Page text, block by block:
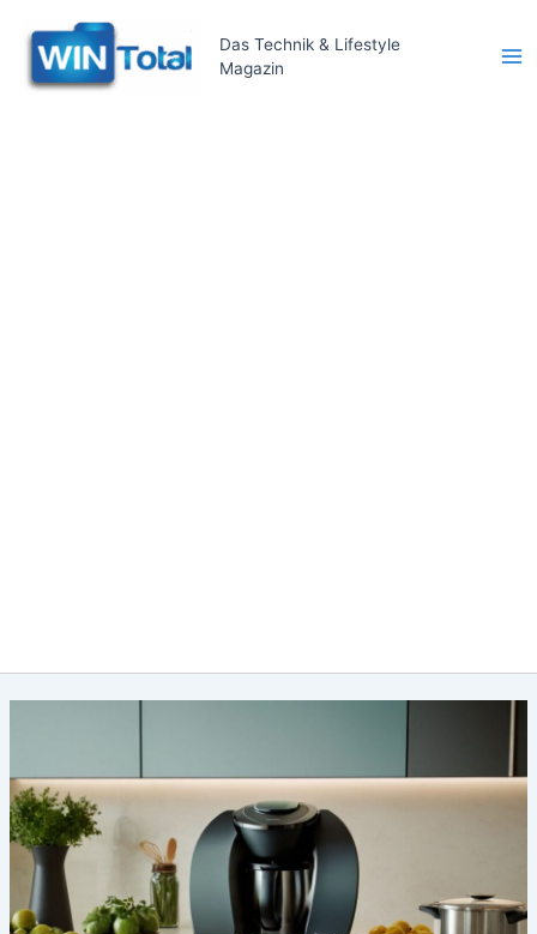
Inhalt
springen
Das Technik & Lifestyle
Magazin